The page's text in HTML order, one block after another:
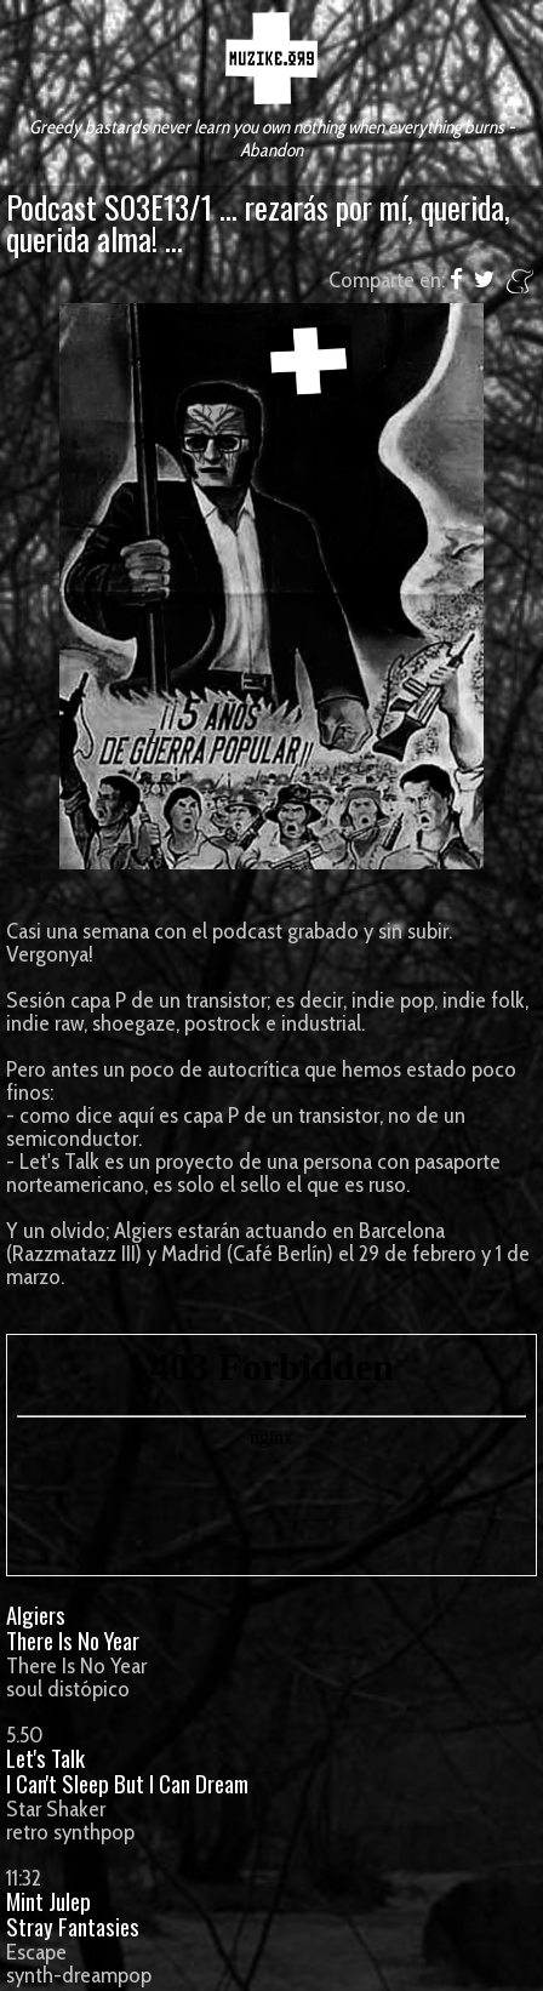
Greedy bastards never learn you own nothing when everything burns -
Abandon
Podcast S03E13/1 ... rezarás por mí, querida,
querida alma! ...
Comparte en:
Casi una semana con el podcast grabado y sin subir.
Vergonya!
Sesión capa P de un transistor; es decir, indie pop, indie folk,
indie raw, shoegaze, postrock e industrial.
Pero antes un poco de autocrítica que hemos estado poco
finos:
- como dice aquí es capa P de un transistor, no de un
semiconductor.
- Let's Talk es un proyecto de una persona con pasaporte
norteamericano, es solo el sello el que es ruso.
Y un olvido; Algiers estarán actuando en Barcelona
(Razzmatazz III) y Madrid (Café Berlín) el 29 de febrero y 1 de
marzo.
Algiers
There Is No Year
There Is No Year
soul distópico
5.50
Let's Talk
I Can't Sleep But I Can Dream
Star Shaker
retro synthpop
11:32
Mint Julep
Stray Fantasies
Escape
synth-dreampop